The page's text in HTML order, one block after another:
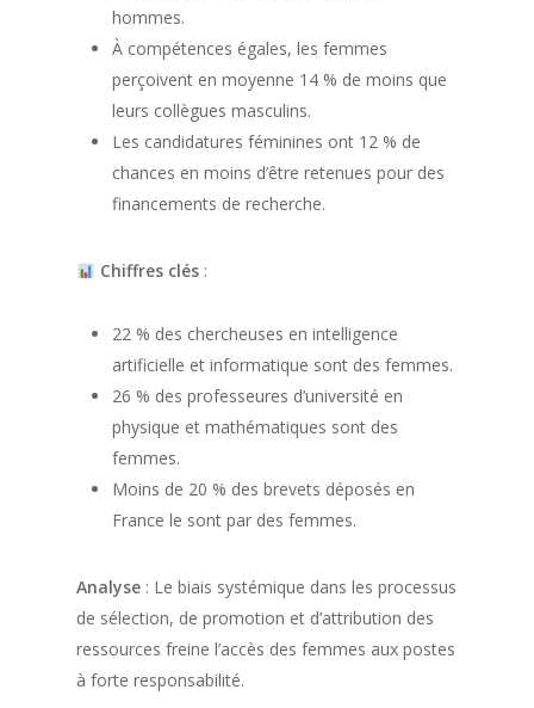
hommes.
À compétences égales, les femmes
perçoivent en moyenne 14 % de moins que
leurs collègues masculins.
Les candidatures féminines ont 12 % de
chances en moins d’être retenues pour des
financements de recherche.
Chiffres clés:
22 % des chercheuses en intelligence
artificielle et informatique sont des femmes.
26 % des professeures d’université en
physique et mathématiques sont des
femmes.
Moins de 20 % des brevets déposés en
France le sont par des femmes.
Analyse : Le biais systémique dans les processus
de sélection, de promotion et d’attribution des
ressources freine l’accès des femmes aux postes
à forte responsabilité.